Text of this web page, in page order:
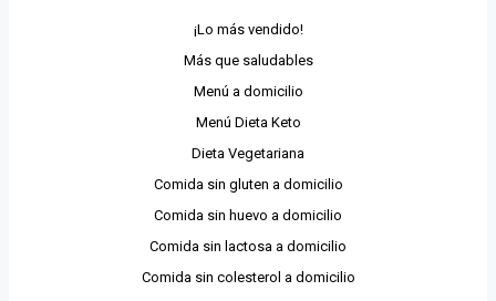
¡Lo más vendido!
Más que saludables
Menú a domicilio
Menú Dieta Keto
Dieta Vegetariana
Comida sin gluten a domicilio
Comida sin huevo a domicilio
Comida sin lactosa a domicilio
Comida sin colesterol a domicilio